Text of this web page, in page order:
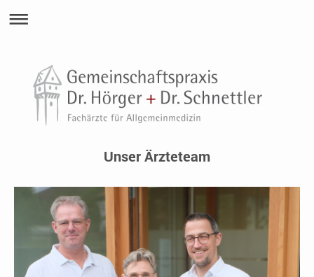
Unser Ärzteteam